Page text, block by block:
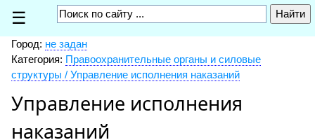
☰
Город: не задан
Категория: Правоохранительные органы и силовые
структуры / Управление исполнения наказаний
Управление исполнения
наказаний